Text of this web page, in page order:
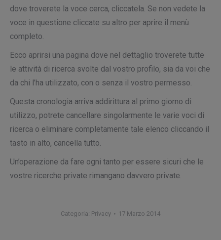
dove troverete la voce cerca, cliccatela. Se non vedete la
voce in questione cliccate su altro per aprire il menù
completo.
Ecco aprirsi una pagina dove nel dettaglio troverete tutte
le attività di ricerca svolte dal vostro profilo, sia da voi che
da chi l’ha utilizzato, con o senza il vostro permesso.
Questa cronologia arriva addirittura al primo giorno di
utilizzo, potrete cancellare singolarmente le varie voci di
ricerca o eliminare completamente tale elenco cliccando il
tasto in alto, cancella tutto.
Un’operazione da fare ogni tanto per essere sicuri che le
vostre ricerche private rimangano davvero private.
Categoria: Privacy 17 Marzo 2014